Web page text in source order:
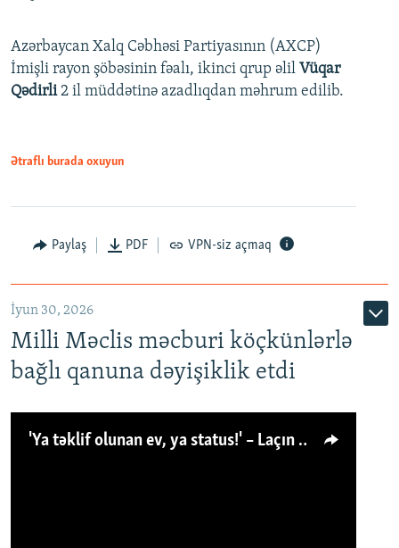
Azərbaycan Xalq Cəbhəsi Partiyasının (AXCP)
İmişli rayon şöbəsinin fəalı, ikinci qrup əlil Vüqar
Qədirli2 il müddətinə azadlıqdan məhrum edilib.
Ətraflı burada oxuyun
Paylaş PDF VPN-siz açmaq
İyun 30, 2026
Milli Məclis məcburi köçkünlərlə
bağlı qanuna dəyişiklik etdi
'Ya təklif olunan ev, ya status!' – Laçın köçkünü: 'Laçından başqa heç hara!'